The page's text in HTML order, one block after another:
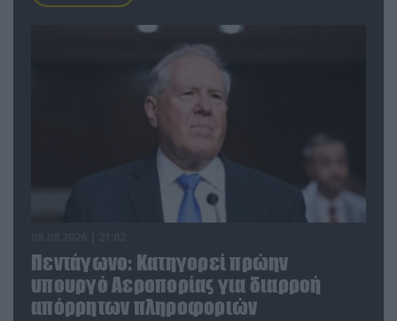
Πεντάγωνο: Κατηγορεί πρώην
υπουργό Αεροπορίας για διαρροή
απόρρητων πληροφοριών